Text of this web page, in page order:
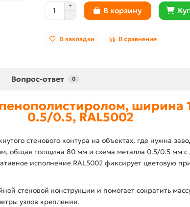
В корзину
В закладки В сравнение
Вопрос-ответ 0
0.5/0.5, RAL5002
стенового контура на объектах, где нужна
толщина 80 мм и схема металла 0.5/0.5 мм с
исполнение RAL5002 фиксирует цветовую
стеновой конструкции и помогает сократить
узлов крепления.